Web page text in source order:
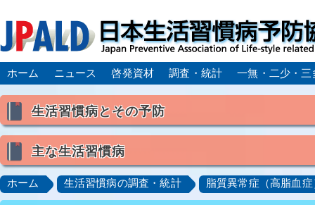
ホーム ニュース 啓発資材 調査・統計 一無・二少・三
生活習慣病とその予防
喫煙
食生活
主な生活習慣病
高血圧 脂質異常症（高脂血症） 糖尿病
肥満症／メタボリックシンドローム
動脈硬化
心
ホーム 生活習慣病の調査・統計 脂質異常症（高脂血症